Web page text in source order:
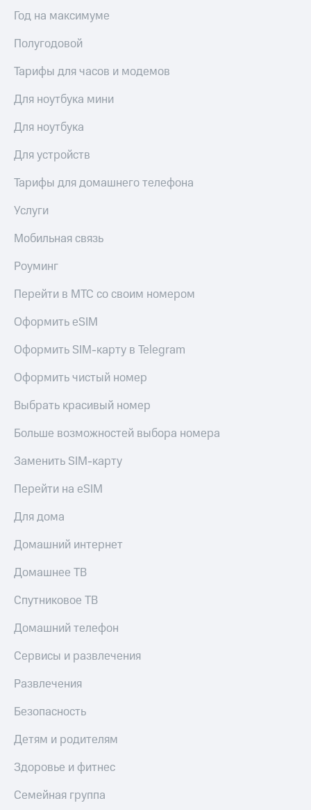
Год на максимуме
Полугодовой
Тарифы для часов и модемов
Для ноутбука мини
Для ноутбука
Для устройств
Тарифы для домашнего телефона
Услуги
Мобильная связь
Роуминг
Перейти в МТС со своим номером
Оформить eSIM
Оформить SIM-карту в Telegram
Оформить чистый номер
Выбрать красивый номер
Больше возможностей выбора номера
Заменить SIM-карту
Перейти на eSIM
Для дома
Домашний интернет
Домашнее ТВ
Спутниковое ТВ
Домашний телефон
Сервисы и развлечения
Развлечения
Безопасность
Детям и родителям
Здоровье и фитнес
Семейная группа